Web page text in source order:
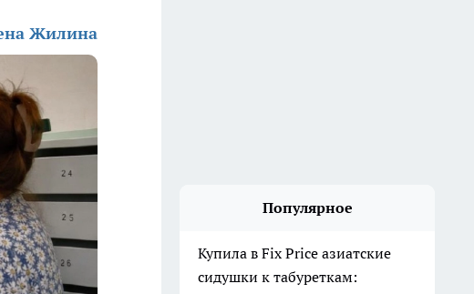
Жилина
Популярное
Купила в Fix Price азиатские
сидушки к табуреткам: